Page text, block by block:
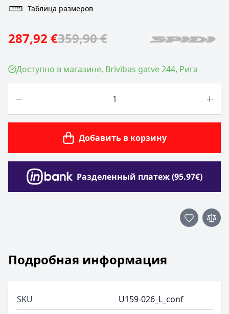
Таблица размеров
287,92 €359,90 €
Доступно в магазине, Brīvības gatve 244, Рига
Добавить в корзину
Разделенный платеж (95.97€)
Подробная информация
SKU
U159-026_L_conf